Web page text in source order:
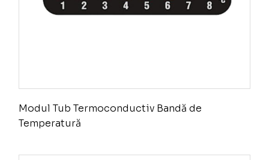
Modul Tub Termoconductiv Bandă de
Temperatură